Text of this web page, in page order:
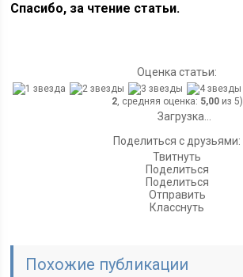
Спасибо, за чтение статьи.
Оценка статьи:
2, средняя оценка: 5,00из 5)
Загрузка...
Поделиться с друзьями:
Твитнуть
Поделиться
Поделиться
Отправить
Класснуть
Похожие публикации